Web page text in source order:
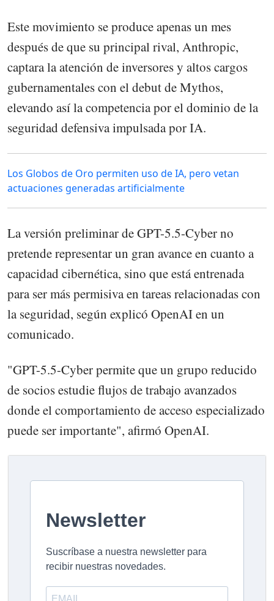
Este movimiento se produce apenas un mes
después de que su principal rival, Anthropic,
captara la atención de inversores y altos cargos
gubernamentales con el debut de Mythos,
elevando así la competencia por el dominio de la
seguridad defensiva impulsada por IA.
Los Globos de Oro permiten uso de IA, pero vetan
actuaciones generadas artificialmente
La versión preliminar de GPT-5.5-Cyber ​​no
pretende representar un gran avance en cuanto a
capacidad cibernética, sino que está entrenada
para ser más permisiva en tareas relacionadas con
la seguridad, según explicó OpenAI en un
comunicado.
"GPT-5.5-Cyber ​​permite que un grupo reducido
de socios estudie flujos de trabajo avanzados
donde el comportamiento de acceso especializado
puede ser importante", afirmó OpenAI.